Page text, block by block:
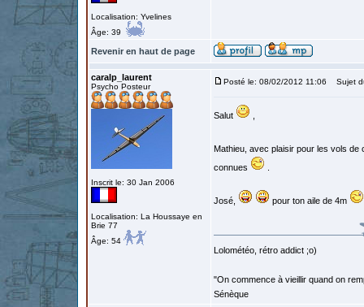
Localisation: Yvelines
Âge: 39
Revenir en haut de page
caralp_laurent
Psycho Posteur
Inscrit le: 30 Jan 2006
Localisation: La Houssaye en
Brie 77
Âge: 54
Posté le: 08/02/2012 11:06 Sujet
Salut
Mathieu, avec plaisir pour les vols de
connues
José, pour ton aile de 4m
Lolométéo, rétro addict ;o)
"On commence à vieillir quand on
Sénèque